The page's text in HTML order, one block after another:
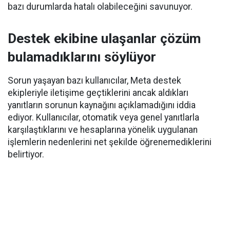
bazı durumlarda hatalı olabileceğini savunuyor.
Destek ekibine ulaşanlar çözüm
bulamadıklarını söylüyor
Sorun yaşayan bazı kullanıcılar, Meta destek
ekipleriyle iletişime geçtiklerini ancak aldıkları
yanıtların sorunun kaynağını açıklamadığını iddia
ediyor. Kullanıcılar, otomatik veya genel yanıtlarla
karşılaştıklarını ve hesaplarına yönelik uygulanan
işlemlerin nedenlerini net şekilde öğrenemediklerini
belirtiyor.